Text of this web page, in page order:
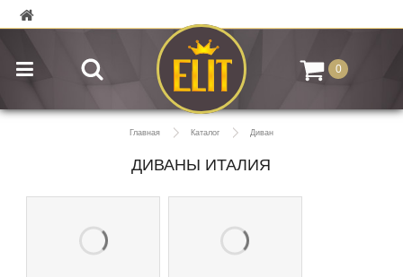
0
Главная Каталог Диван
ДИВАНЫ ИТАЛИЯ